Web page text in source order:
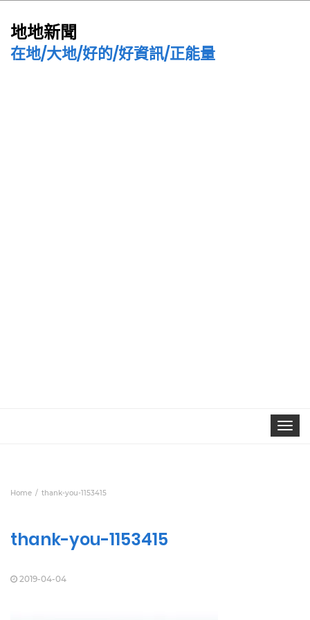
地地新聞
在地/大地/好的/好資訊/正能量
Toggle
Home thank-you-1153415
thank-you-1153415
2019-04-04